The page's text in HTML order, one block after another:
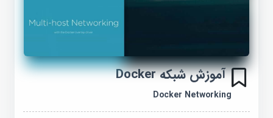
آموزش شبکه Docker
Docker Networking